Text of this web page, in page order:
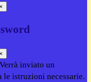
×
×
Verrà inviato un
istruzioni necessarie.